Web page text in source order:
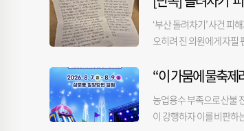
사업”이라며 “더 이상의
에 약 132억 원의 예산
최근 원자재 가격과 인건
추진하는 것보다 의혹을
취소했다. 앞서 KBO는
10월 준공된 사직야구장
단 후면에 제한된다. 특
씬 높아지는 이유다. 상황
3일간 온열질환자가 총
카이돔의 경우, 돔이 그
그라운드 하부 온도를 지
안다”고 말했다. 예식장
황이라서 이번 달 개장하
일정을 8월 말로 조정한
정된 준공 일정 내 공사
른 예식장을 알아봐야 하
‘부산 돌려차기’ 사건 피
오히려 진 의원에게 자필
은 지난 4일 국회에서 열
메달리스트 출신이다. 진
의원은 “신중하게 발언
“이 가뭄에 물축
농업용수 부족으로 산불
이 강행하자 이를 비판하